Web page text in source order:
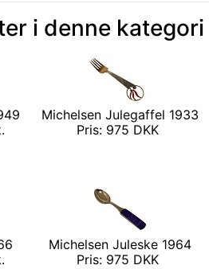
i denne kategori
Michelsen Julegaffel 1933
Pris: 975 DKK
Michelsen Juleske 1964
Pris: 975 DKK